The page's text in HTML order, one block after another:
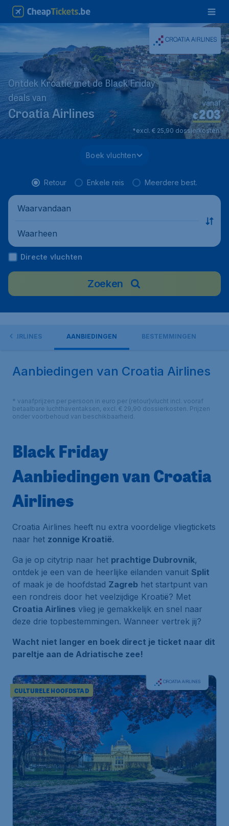
Ontdek Kroatië met de Black Friday
deals van
Croatia Airlines €203*
vanaf
*excl. € 25,90 dossierkosten.
Boek vluchten
Retour Enkele reis Meerdere best.
Waarvandaan
Waarheen
Directe vluchten
Zoeken
AIRLINES AANBIEDINGEN BESTEMMINGEN
Aanbiedingen van Croatia Airlines
* vanafprijzen per persoon in euro per (retour)vlucht incl. vooraf
betaalbare luchthaventaksen, excl. € 29,90 dossierkosten. Prijzen
onder voorbehoud van beschikbaarheid.
Black Friday
Aanbiedingen van Croatia
Airlines
Croatia Airlines heeft nu extra voordelige vliegtickets
naar het zonnige Kroatië.
Ga je op citytrip naar het prachtige Dubrovnik,
ontdek je een van de heerlijke eilanden vanuit Split
of maak je de hoofdstad Zagreb het startpunt van
een rondreis door het veelzijdige Kroatië? Met
Croatia Airlines vlieg je gemakkelijk en snel naar
deze drie topbestemmingen. Wanneer vertrek jij?
Wacht niet langer en boek direct je ticket naar dit
pareltje aan de Adriatische zee!
CULTURELE HOOFDSTAD